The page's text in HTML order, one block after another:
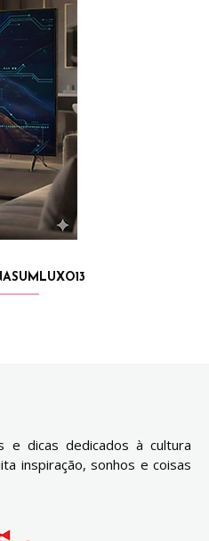
e dicas dedicados à cultura
inspiração, sonhos e coisas